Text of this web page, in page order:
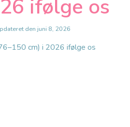
ifølge os
den juni 8, 2026